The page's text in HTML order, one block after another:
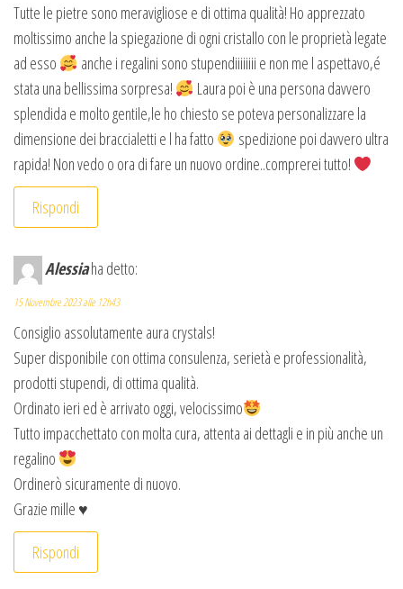
Tutte le pietre sono meravigliose e di ottima qualità! Ho apprezzato
moltissimo anche la spiegazione di ogni cristallo con le proprietà legate
ad esso
anche i regalini sono stupendiiiiiiii e non me l aspettavo,é
stata una bellissima sorpresa!
Laura poi è una persona davvero
splendida e molto gentile,le ho chiesto se poteva personalizzare la
dimensione dei braccialetti e l ha fatto
spedizione poi davvero ultra
rapida! Non vedo o ora di fare un nuovo ordine..comprerei tutto!
Rispondi
Alessiaha detto:
15 Novembre 2023 alle 12h43
Consiglio assolutamente aura crystals!
Super disponibile con ottima consulenza, serietà e professionalità,
prodotti stupendi, di ottima qualità.
Ordinato ieri ed è arrivato oggi, velocissimo
Tutto impacchettato con molta cura, attenta ai dettagli e in più anche un
regalino
Ordinerò sicuramente di nuovo.
Grazie mille ♥️
Rispondi